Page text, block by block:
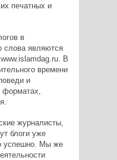
печатных и
в
слова являются
В
времени
и
журналисты,
блоги уже
успешно. Мы же